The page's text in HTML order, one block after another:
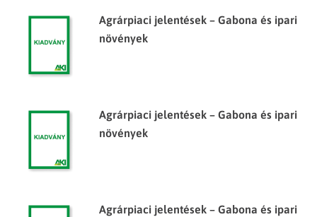
Agrárpiaci jelentések – Gabona és ipari
növények
Agrárpiaci jelentések – Gabona és ipari
növények
Agrárpiaci jelentések – Gabona és ipari